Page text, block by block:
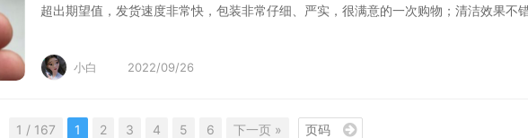
超出期望值，发货速度非常快，包装非常仔细、严实，很满意的一次购物；清洁效果不
小白 2022/09/26
1 / 167 1 2 3 4 5 6 下一页 »